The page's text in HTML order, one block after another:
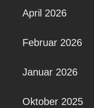
April 2026
Februar 2026
Januar 2026
Oktober 2025